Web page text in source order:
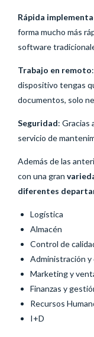
Rápida
forma mucho más
software
Trabajo en remoto
dispositivo tengas
documentos, solo
Seguridad: Gracias
servicio de
Además de las
con una gran
diferentes
Logística
Almacén
Control de
Administración y
Marketing y
Finanzas y
Recursos
I+D